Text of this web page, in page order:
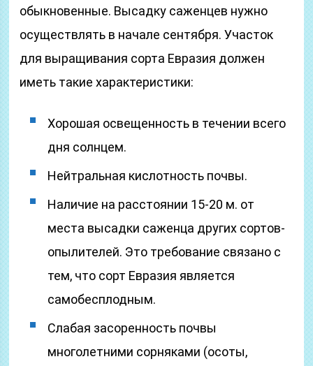
обыкновенные. Высадку саженцев нужно
осуществлять в начале сентября. Участок
для выращивания сорта Евразия должен
иметь такие характеристики:
Хорошая освещенность в течении всего
дня солнцем.
Нейтральная кислотность почвы.
Наличие на расстоянии 15-20 м. от
места высадки саженца других сортов-
опылителей. Это требование связано с
тем, что сорт Евразия является
самобесплодным.
Слабая засоренность почвы
многолетними сорняками (осоты,